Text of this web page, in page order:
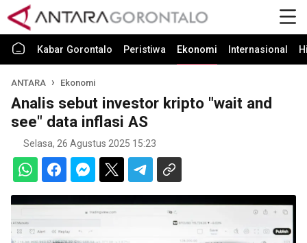
Kabar Gorontalo Peristiwa Ekonomi Internasional
ANTARA Ekonomi
Analis sebut investor kripto "wait and
see" data inflasi AS
Selasa, 26 Agustus 2025 15:23